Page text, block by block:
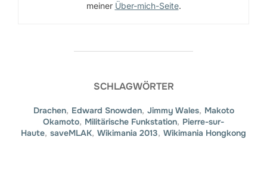
meiner Über-mich-Seite.
SCHLAGWÖRTER
Drachen, Edward Snowden, Jimmy Wales, Makoto
Okamoto, Militärische Funkstation, Pierre-sur-
Haute, saveMLAK, Wikimania 2013, Wikimania Hongkong